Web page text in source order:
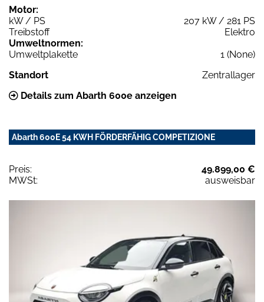
Motor:
kW / PS
207 kW / 281 PS
Treibstoff
Elektro
Umweltnormen:
Umweltplakette
1 (None)
Standort
Zentrallager
Details zum Abarth 600e anzeigen
Abarth 600E 54 KWH FÖRDERFÄHIG COMPETIZIONE
Preis:
49.899,00 €
MWSt:
ausweisbar